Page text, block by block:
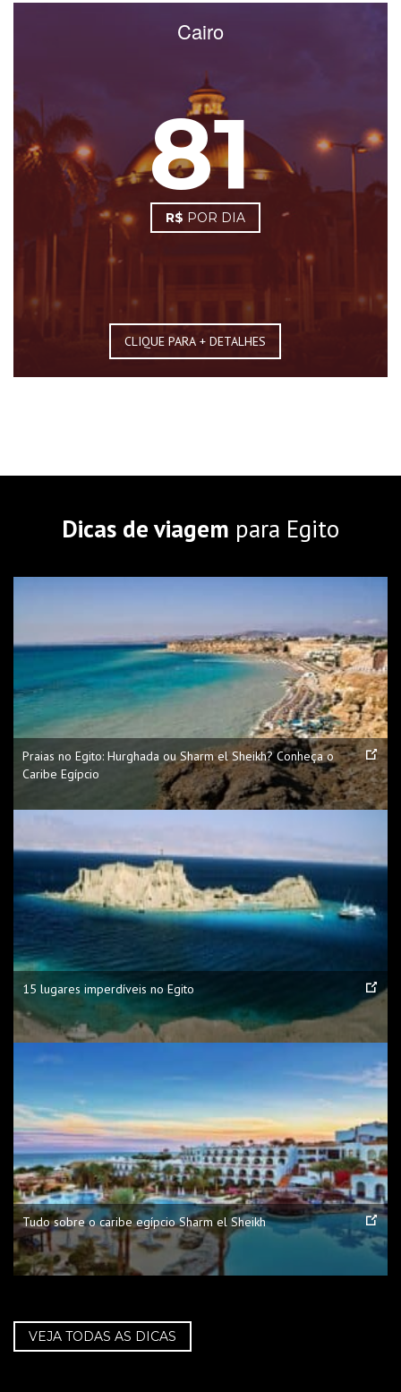
81
R$ POR DIA
Cairo
CLIQUE PARA + DETALHES
Dicas de viagem para Egito
Praias no Egito: Hurghada ou Sharm el Sheikh? Conheça o
Caribe Egípcio
15 lugares imperdíveis no Egito
Tudo sobre o caribe egípcio Sharm el Sheikh
VEJA TODAS AS DICAS